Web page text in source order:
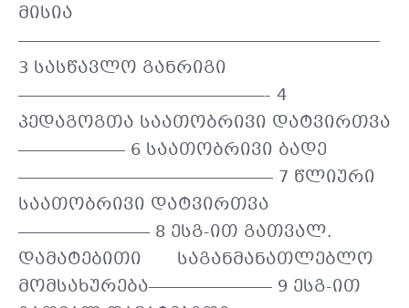
მისია
——————————————————————
3 სასწავლო განრიგი
———————————————- 4
პედაგოგთა საათობრივი დატვირთვა
——————– 6 საათობრივი ბადე
———————————————– 7 წლიური
საათობრივი დატვირთვა
———————— 8 ესგ-ით გათვალ.
დამატებითი საგანმანათლებლო
მომსახურება———————– 9 ესგ-ით